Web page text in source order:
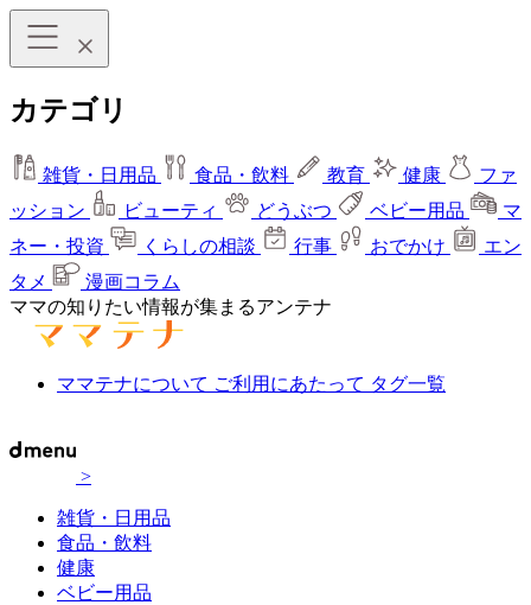
カテゴリ
雑貨・日用品 食品・飲料 教育 健康
ファ
ッション
ビューティ どうぶつ ベビー用品
マ
ネー・投資
くらしの相談 行事 おでかけ
エン
タメ
漫画コラム
ママの知りたい情報が集まるアンテナ
ママテナについて ご利用にあたって タグ一覧
>
雑貨・日用品
食品・飲料
健康
ベビー用品